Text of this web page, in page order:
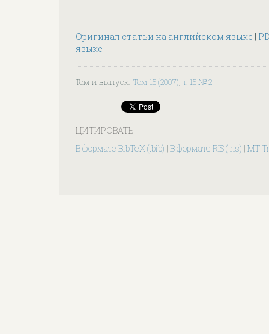
Оригинал статьи на английском языке |
языке
Том и выпуск: Том 15 (2007), т. 15 № 2
ЦИТИРОВАТЬ
В формате BibTeX (.bib) | В формате RIS (.ris) | MT